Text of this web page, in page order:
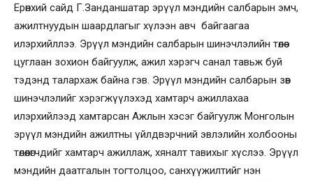
Ерөнхий сайд Г.Занданшатар эрүүл мэндийн салбарын эмч,
ажилтнуудын шаардлагыг хүлээн авч байгаагаа
илэрхийллээ. Эрүүл мэндийн салбарын шинэчлэлийн төлөө
цуглаан зохион байгуулж, ажил хэрэгч санал тавьж буй
тэдэнд талархаж байна гэв. Эрүүл мэндийн салбарын зөв
шинэчлэлийг хэрэгжүүлэхэд хамтарч ажиллахаа
илэрхийлээд хамтарсан Ажлын хэсэг байгуулж Монголын
эрүүл мэндийн ажилтны үйлдвэрчний эвлэлийн холбооны
төлөөлөгчдийг хамтарч ажиллаж, хяналт тавихыг хүслээ. Эрүүл
мэндийн даатгалын тогтолцоо, санхүүжилтийг нэн